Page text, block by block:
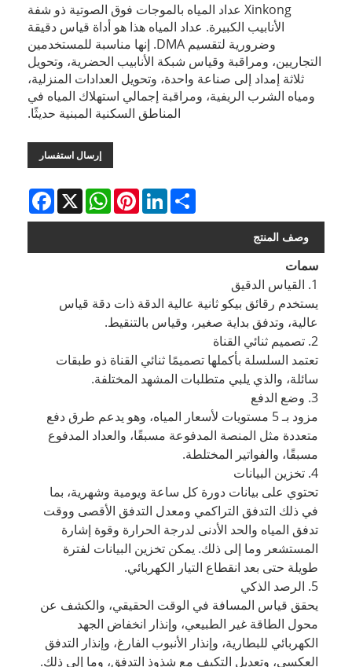
Xinkong عداد المياه بالموجات فوق الصوتية ذو شفة
الأنابيب الكبيرة. عداد المياه هذا هو أداة قياس دقيقة
وضرورية لتقسيم DMA. إنها مناسبة للمستخدمين
التجاريين، ومراقبة وقياس شبكة الأنابيب الحضرية، وتحويل
ثلاثة إمداد إلى صناعة واحدة، وتحويل العدادات المنزلية،
ومياه الشرب الريفية، ومراقبة إجمالي استهلاك المياه في
المناطق السكنية المبنية حديثًا.
إرسال استفسار
Facebook X
WhatsAppPinterestLinkedInShare
وصف المنتج
سمات
1. القياس الدقيق
يستخدم رقائق بيكو ثانية عالية الدقة ذات دقة قياس
عالية، وتدفق بداية صغير، وقياس بالتنقيط.
2. تصميم ثنائي القناة
تعتمد السلسلة بأكملها تصميمًا ثنائي القناة ذو طبقات
سائلة، والذي يلبي متطلبات المشهد المختلفة.
3. وضع الدفع
مزود بـ 5 مستويات لأسعار المياه، وهو يدعم طرق دفع
متعددة مثل المنصة المدفوعة مسبقًا، والعداد المدفوع
مسبقًا، والفواتير المختلطة.
4. تخزين البيانات
تحتوي على بيانات دورة كل ساعة ويومية وشهرية، بما
في ذلك التدفق التراكمي ومعدل التدفق الأقصى ووقت
تدفق المياه والحد الأدنى لدرجة الحرارة وقوة إشارة
المستشعر وما إلى ذلك. يمكن تخزين البيانات لفترة
طويلة حتى بعد انقطاع التيار الكهربائي.
5. الرصد الذكي
يحقق قياس المسافة في الوقت الحقيقي، والكشف عن
محول الطاقة غير الطبيعي، وإنذار انخفاض الجهد
الكهربائي للبطارية، وإنذار الأنبوب الفارغ، وإنذار التدفق
العكسي، وتعديل التكيف مع شذوذ التدفق، وما إلى ذلك.